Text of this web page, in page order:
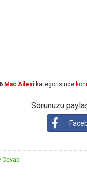
Mac Ailesi kategorisinde
Sorunuzu